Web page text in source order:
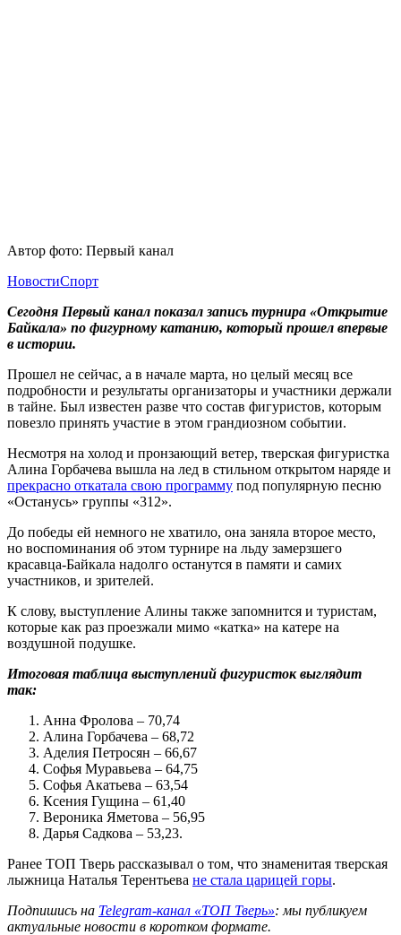
Автор фото: Первый канал
НовостиСпорт
Сегодня Первый канал показал запись турнира «Открытие
Байкала» по фигурному катанию, который прошел впервые
в истории.
Прошел не сейчас, а в начале марта, но целый месяц все
подробности и результаты организаторы и участники держали
в тайне. Был известен разве что состав фигуристов, которым
повезло принять участие в этом грандиозном событии.
Несмотря на холод и пронзающий ветер, тверская фигуристка
Алина Горбачева вышла на лед в стильном открытом наряде и
прекрасно откатала свою программу под популярную песню
«Останусь» группы «312».
До победы ей немного не хватило, она заняла второе место,
но воспоминания об этом турнире на льду замерзшего
красавца-Байкала надолго останутся в памяти и самих
участников, и зрителей.
К слову, выступление Алины также запомнится и туристам,
которые как раз проезжали мимо «катка» на катере на
воздушной подушке.
Итоговая таблица выступлений фигуристок выглядит
так:
Анна Фролова – 70,74
Алина Горбачева – 68,72
Аделия Петросян – 66,67
Софья Муравьева – 64,75
Софья Акатьева – 63,54
Ксения Гущина – 61,40
Вероника Яметова – 56,95
Дарья Садкова – 53,23.
Ранее ТОП Тверь рассказывал о том, что знаменитая тверская
лыжница Наталья Терентьева не стала царицей горы.
Подпишись на Telegram-канал «ТОП Тверь»: мы публикуем
актуальные новости в коротком формате.